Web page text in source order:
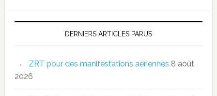
DERNIERS ARTICLES PARUS
ZRT pour des manifestations aériennes 8 août
2026